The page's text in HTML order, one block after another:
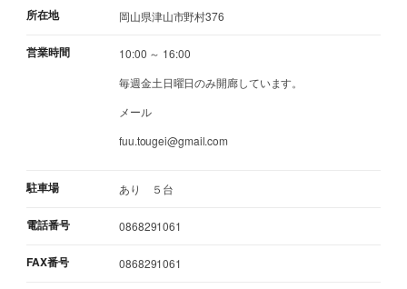
所在地 岡山県津山市野村376
営業時間
10:00 ～ 16:00
毎週金土日曜日のみ開廊しています。
メール
fuu.tougei@gmail.com
駐車場 あり ５台
電話番号 0868291061
FAX番号 0868291061